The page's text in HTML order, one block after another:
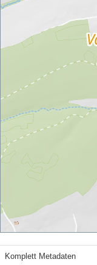
Komplett Metadaten